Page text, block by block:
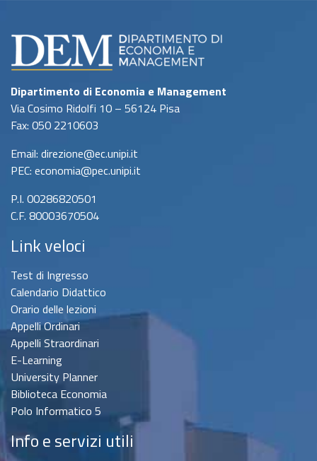
Dipartimento di Economia e Management
Via Cosimo Ridolfi 10 – 56124 Pisa
Fax: 050 2210603
Email: direzione@ec.unipi.it
PEC: economia@pec.unipi.it
P.I. 00286820501
C.F. 80003670504
Link veloci
Test di Ingresso
Calendario Didattico
Orario delle lezioni
Appelli Ordinari
Appelli Straordinari
E-Learning
University Planner
Biblioteca Economia
Polo Informatico 5
Info e servizi utili